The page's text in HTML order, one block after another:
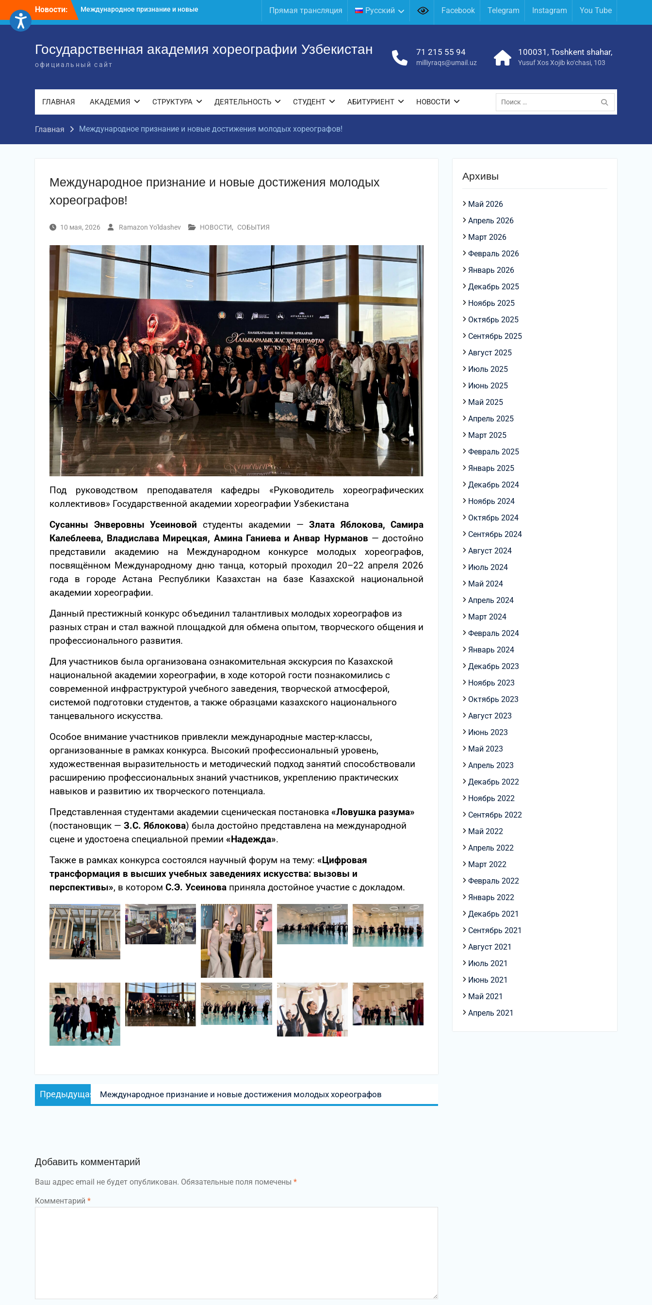
содержимому
Новости:
Международное научное пространство!
достижения молодых хореографов
Прямая трансляция Русский Facebook Telegram Instagram You Tube
Государственная академия хореографии Узбекистан
официальный сайт
71 215 55 94
milliyraqs@umail.uz
100031, Toshkent shahar,
Yusuf Xos Xojib ko‘chasi, 103
ГЛАВНАЯ АКАДЕМИЯ СТРУКТУРА ДЕЯТЕЛЬНОСТЬ СТУДЕНТ АБИТУРИЕНТ НОВОСТИ
Поиск
по:
Главная Международное признание и новые достижения молодых хореографов!
Международное признание и новые достижения молодых
хореографов!
10 мая, 2026 Ramazon Yo'ldashev НОВОСТИ, СОБЫТИЯ
Под руководством преподавателя кафедры «Руководитель хореографических
коллективов» Государственной академии хореографии Узбекистана
Сусанны Энверовны Усеиновой студенты академии — Злата Яблокова, Самира
Калеблеева, Владислава Мирецкая, Амина Ганиева и Анвар Нурманов— достойно
представили академию на Международном конкурсе молодых хореографов,
посвящённом Международному дню танца, который проходил 20–22 апреля 2026
года в городе Астана Республики Казахстан на базе Казахской национальной
академии хореографии.
Данный престижный конкурс объединил талантливых молодых хореографов из
разных стран и стал важной площадкой для обмена опытом, творческого общения и
профессионального развития.
Для участников была организована ознакомительная экскурсия по Казахской
национальной академии хореографии, в ходе которой гости познакомились с
современной инфраструктурой учебного заведения, творческой атмосферой,
системой подготовки студентов, а также образцами казахского национального
танцевального искусства.
Особое внимание участников привлекли международные мастер-классы,
организованные в рамках конкурса. Высокий профессиональный уровень,
художественная выразительность и методический подход занятий способствовали
расширению профессиональных знаний участников, укреплению практических
навыков и развитию их творческого потенциала.
Представленная студентами академии сценическая постановка «Ловушка разума»
(постановщик — З.С. Яблокова) была достойно представлена на международной
сцене и удостоена специальной премии «Надежда».
Также в рамках конкурса состоялся научный форум на тему: «Цифровая
трансформация в высших учебных заведениях искусства: вызовы и
перспективы», в котором С.Э. Усеинова приняла достойное участие с докладом.
Навигация
по
Предыдущая
запись:
Международное признание и новые достижения молодых хореографов
Добавить комментарий
Ваш адрес email не будет опубликован. Обязательные поля помечены *
Комментарий *
Архивы
Май 2026
Апрель 2026
Март 2026
Февраль 2026
Январь 2026
Декабрь 2025
Ноябрь 2025
Октябрь 2025
Сентябрь 2025
Август 2025
Июль 2025
Июнь 2025
Май 2025
Апрель 2025
Март 2025
Февраль 2025
Январь 2025
Декабрь 2024
Ноябрь 2024
Октябрь 2024
Сентябрь 2024
Август 2024
Июль 2024
Май 2024
Апрель 2024
Март 2024
Февраль 2024
Январь 2024
Декабрь 2023
Ноябрь 2023
Октябрь 2023
Август 2023
Июнь 2023
Май 2023
Апрель 2023
Декабрь 2022
Ноябрь 2022
Сентябрь 2022
Май 2022
Апрель 2022
Март 2022
Февраль 2022
Январь 2022
Декабрь 2021
Сентябрь 2021
Август 2021
Июль 2021
Июнь 2021
Май 2021
Апрель 2021